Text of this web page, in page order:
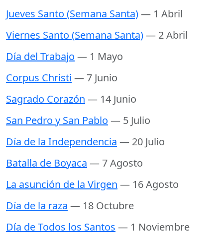
Jueves Santo (Semana Santa)— 1 Abril
Viernes Santo (Semana Santa)— 2 Abril
Día del Trabajo — 1 Mayo
Corpus Christi — 7 Junio
Sagrado Corazón — 14 Junio
San Pedro y San Pablo — 5 Julio
Día de la Independencia — 20 Julio
Batalla de Boyaca — 7 Agosto
La asunción de la Virgen — 16 Agosto
Día de la raza — 18 Octubre
Día de Todos los Santos — 1 Noviembre